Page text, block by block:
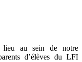
lieu au sein de notre
d’élèves du LFI